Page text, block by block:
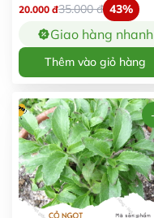
20.000 đ35.000đ 43%
Giao hàng nhanh
Thêm vào giỏ hàng